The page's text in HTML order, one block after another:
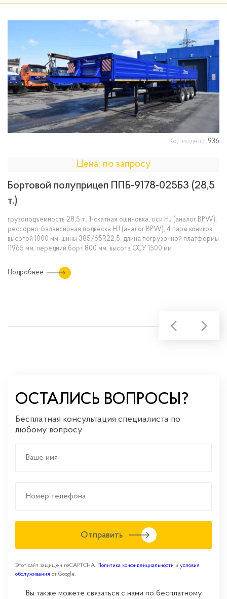
Код модели: 936
Цена: по запросу
Бортовой полуприцеп ППБ-9178-025Б3 (28,5
т.)
грузоподъемность 28,5 т., 1-скатная ошиновка, оси HJ (аналог BPW),
рессорно-балансирная подвеска HJ (аналог BPW), 4 пары коников
высотой 1000 мм, шины 385/65R22,5, длина погрузочной платформы
11965 мм, передний борт 800 мм, высота ССУ 1500 мм
Подробнее
ОСТАЛИСЬ ВОПРОСЫ?
Бесплатная консультация специалиста по
любому вопросу
Отправить
Этот сайт защищен reCAPTCHA. Политика конфиденциальности и условия
обслуживания от Google.
Вы также можете связаться с нами по бесплатному